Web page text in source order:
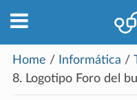
Home / Informática /
8. Logotipo Foro del